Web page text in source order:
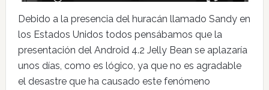
Debido a la presencia del huracán llamado Sandy en
los Estados Unidos todos pensábamos que la
presentación del Android 4.2 Jelly Bean se aplazaría
unos días, como es lógico, ya que no es agradable
el desastre que ha causado este fenómeno